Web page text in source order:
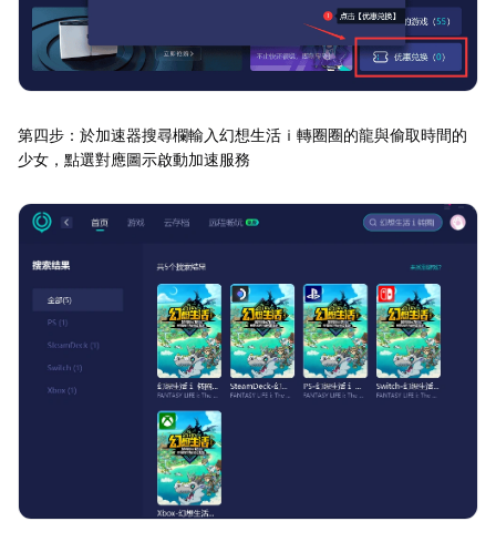
第四步：於加速器搜尋欄輸入幻想生活ｉ轉圈圈的龍與偷取時間的
少女，點選對應圖示啟動加速服務